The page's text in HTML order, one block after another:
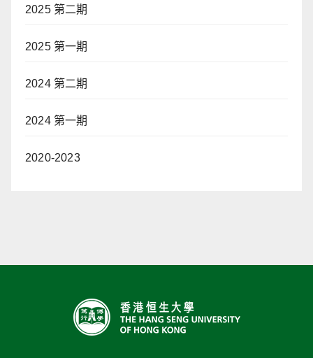
2025 第二期
2025 第一期
2024 第二期
2024 第一期
2020-2023